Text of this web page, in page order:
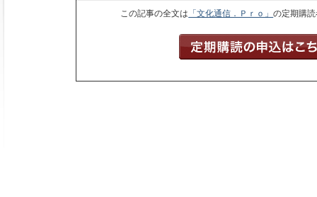
この記事の全文は 「文化通信．Ｐｒｏ」の定期購